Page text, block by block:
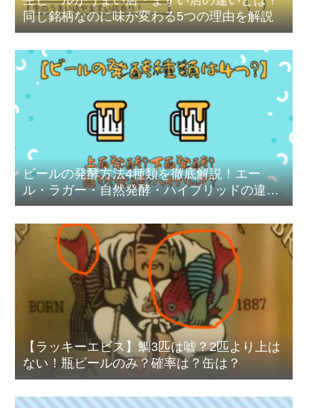
同じ銘柄なのに味が変わる5つの理由を解説
ビールの発酵方法4種類を徹底解説！エー
ル・ラガー・自然発酵・ハイブリッドの違い
とおすすめ銘柄
【ラッキーエビス】鯛3匹は嘘？2匹より上は
ない！瓶ビールのみ？確率は？缶は？